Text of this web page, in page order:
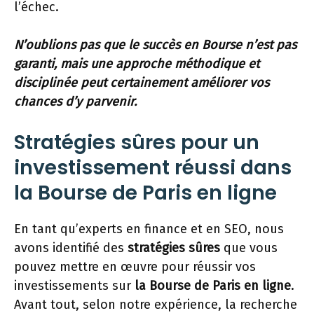
l’échec.
N’oublions pas que le succès en Bourse n’est pas
garanti, mais une approche méthodique et
disciplinée peut certainement améliorer vos
chances d’y parvenir.
Stratégies sûres pour un
investissement réussi dans
la Bourse de Paris en ligne
En tant qu’experts en finance et en SEO, nous
avons identifié des stratégies sûres que vous
pouvez mettre en œuvre pour réussir vos
investissements sur la Bourse de Paris en ligne.
Avant tout, selon notre expérience, la recherche